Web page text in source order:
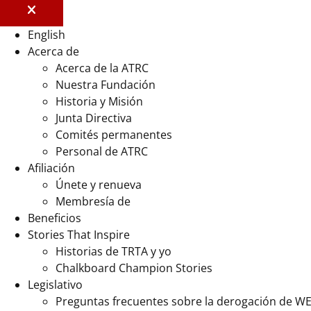
English
Acerca de
Acerca de la ATRC
Nuestra Fundación
Historia y Misión
Junta Directiva
Comités permanentes
Personal de ATRC
Afiliación
Únete y renueva
Membresía de
Beneficios
Stories That Inspire
Historias de TRTA y yo
Chalkboard Champion Stories
Legislativo
Preguntas frecuentes sobre la derogación de